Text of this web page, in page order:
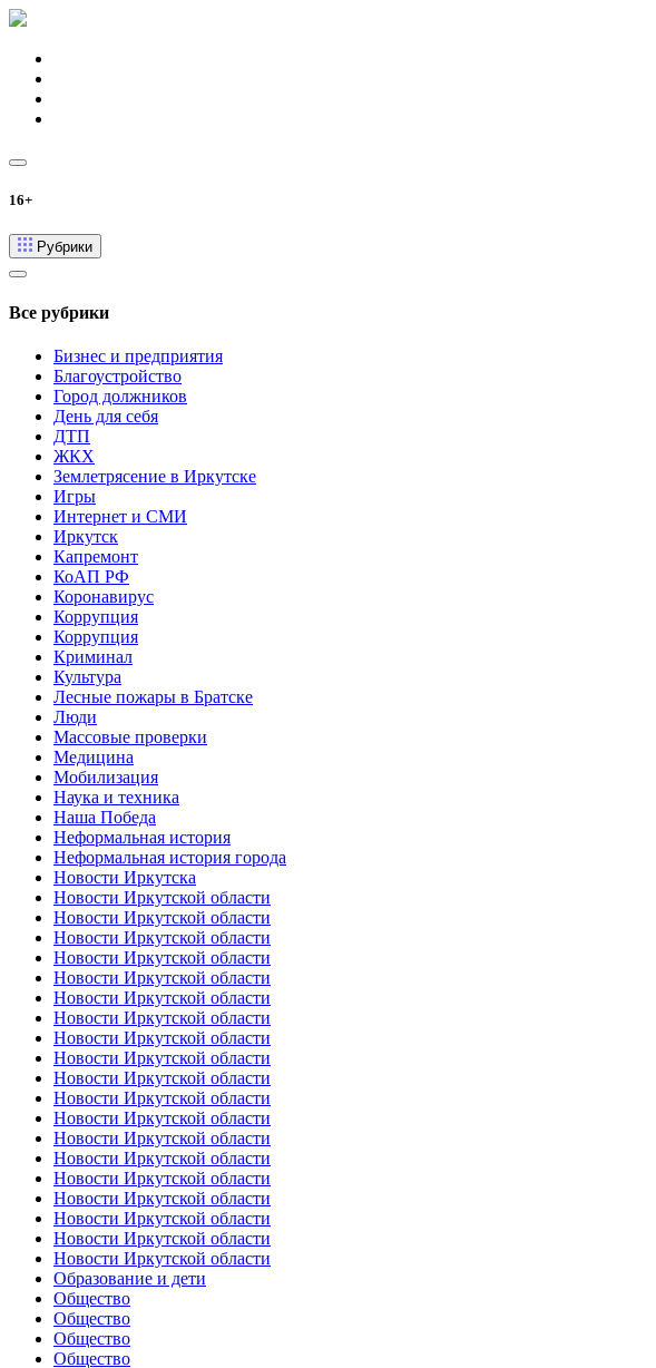
16+
Рубрики
Все рубрики
Бизнес и предприятия
Благоустройство
Город должников
День для себя
ДТП
ЖКХ
Землетрясение в Иркутске
Игры
Интернет и СМИ
Иркутск
Капремонт
КоАП РФ
Коронавирус
Коррупция
Коррупция
Криминал
Культура
Лесные пожары в Братске
Люди
Массовые проверки
Медицина
Мобилизация
Наука и техника
Наша Победа
Неформальная история
Неформальная история города
Новости Иркутска
Новости Иркутской области
Новости Иркутской области
Новости Иркутской области
Новости Иркутской области
Новости Иркутской области
Новости Иркутской области
Новости Иркутской области
Новости Иркутской области
Новости Иркутской области
Новости Иркутской области
Новости Иркутской области
Новости Иркутской области
Новости Иркутской области
Новости Иркутской области
Новости Иркутской области
Новости Иркутской области
Новости Иркутской области
Новости Иркутской области
Новости Иркутской области
Образование и дети
Общество
Общество
Общество
Общество